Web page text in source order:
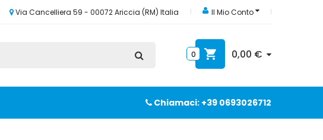
Via Cancelliera 59 - 00072 Ariccia (RM) Italia Il Mio Conto
0 0,00 €
Chiamaci: +39 0693026712